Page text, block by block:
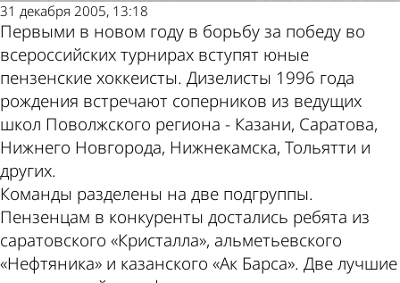
31 декабря 2005, 13:18
Первыми в новом году в борьбу за победу во
всероссийских турнирах вступят юные
пензенские хоккеисты. Дизелисты 1996 года
рождения встречают соперников из ведущих
школ Поволжского региона - Казани, Саратова,
Нижнего Новгорода, Нижнекамска, Тольятти и
других.
Команды разделены на две подгруппы.
Пензенцам в конкуренты достались ребята из
саратовского «Кристалла», альметьевского
«Нефтяника» и казанского «Ак Барса». Две лучшие